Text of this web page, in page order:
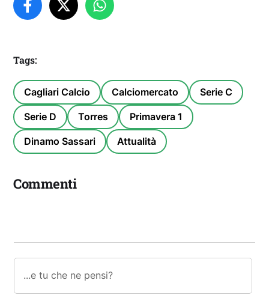
Tags:
Cagliari Calcio Calciomercato Serie C
Serie D Torres Primavera 1
Dinamo Sassari Attualità
Commenti